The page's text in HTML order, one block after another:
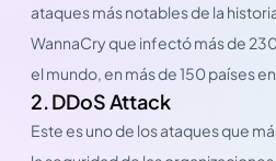
ataques más notables de la
WannaCry que infectó más de
el mundo, en más de 150 países
2. DDoS Attack
Este es uno de los ataques que